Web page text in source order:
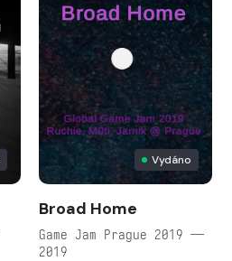
Vydáno
Broad Home
Game Jam Prague 2019 —
2019